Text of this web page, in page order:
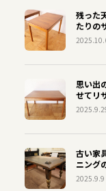
残った
たりの
思い出
せてリ
古い家
ニング
2025.9.9